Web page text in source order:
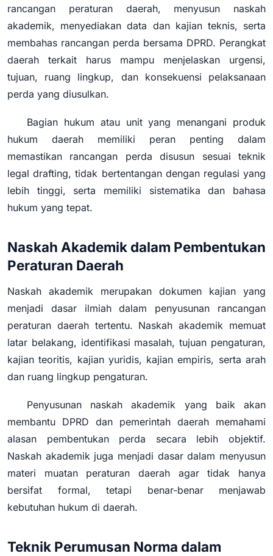
rancangan peraturan daerah, menyusun naskah
akademik, menyediakan data dan kajian teknis, serta
membahas rancangan perda bersama DPRD. Perangkat
daerah terkait harus mampu menjelaskan urgensi,
tujuan, ruang lingkup, dan konsekuensi pelaksanaan
perda yang diusulkan.
Bagian hukum atau unit yang menangani produk
hukum daerah memiliki peran penting dalam
memastikan rancangan perda disusun sesuai teknik
legal drafting, tidak bertentangan dengan regulasi yang
lebih tinggi, serta memiliki sistematika dan bahasa
hukum yang tepat.
Naskah Akademik dalam Pembentukan
Peraturan Daerah
Naskah akademik merupakan dokumen kajian yang
menjadi dasar ilmiah dalam penyusunan rancangan
peraturan daerah tertentu. Naskah akademik memuat
latar belakang, identifikasi masalah, tujuan pengaturan,
kajian teoritis, kajian yuridis, kajian empiris, serta arah
dan ruang lingkup pengaturan.
Penyusunan naskah akademik yang baik akan
membantu DPRD dan pemerintah daerah memahami
alasan pembentukan perda secara lebih objektif.
Naskah akademik juga menjadi dasar dalam menyusun
materi muatan peraturan daerah agar tidak hanya
bersifat formal, tetapi benar-benar menjawab
kebutuhan hukum di daerah.
Teknik Perumusan Norma dalam